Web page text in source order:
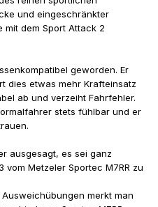
und eingeschränkter
dem Sport Attack 2
geworden. Er
dies etwas mehr Krafteinsatz
ab und verzeiht Fahrfehler.
stets fühlbar und er
ausgesagt, es sei ganz
Metzeler Sportec M7RR zu
merkt man